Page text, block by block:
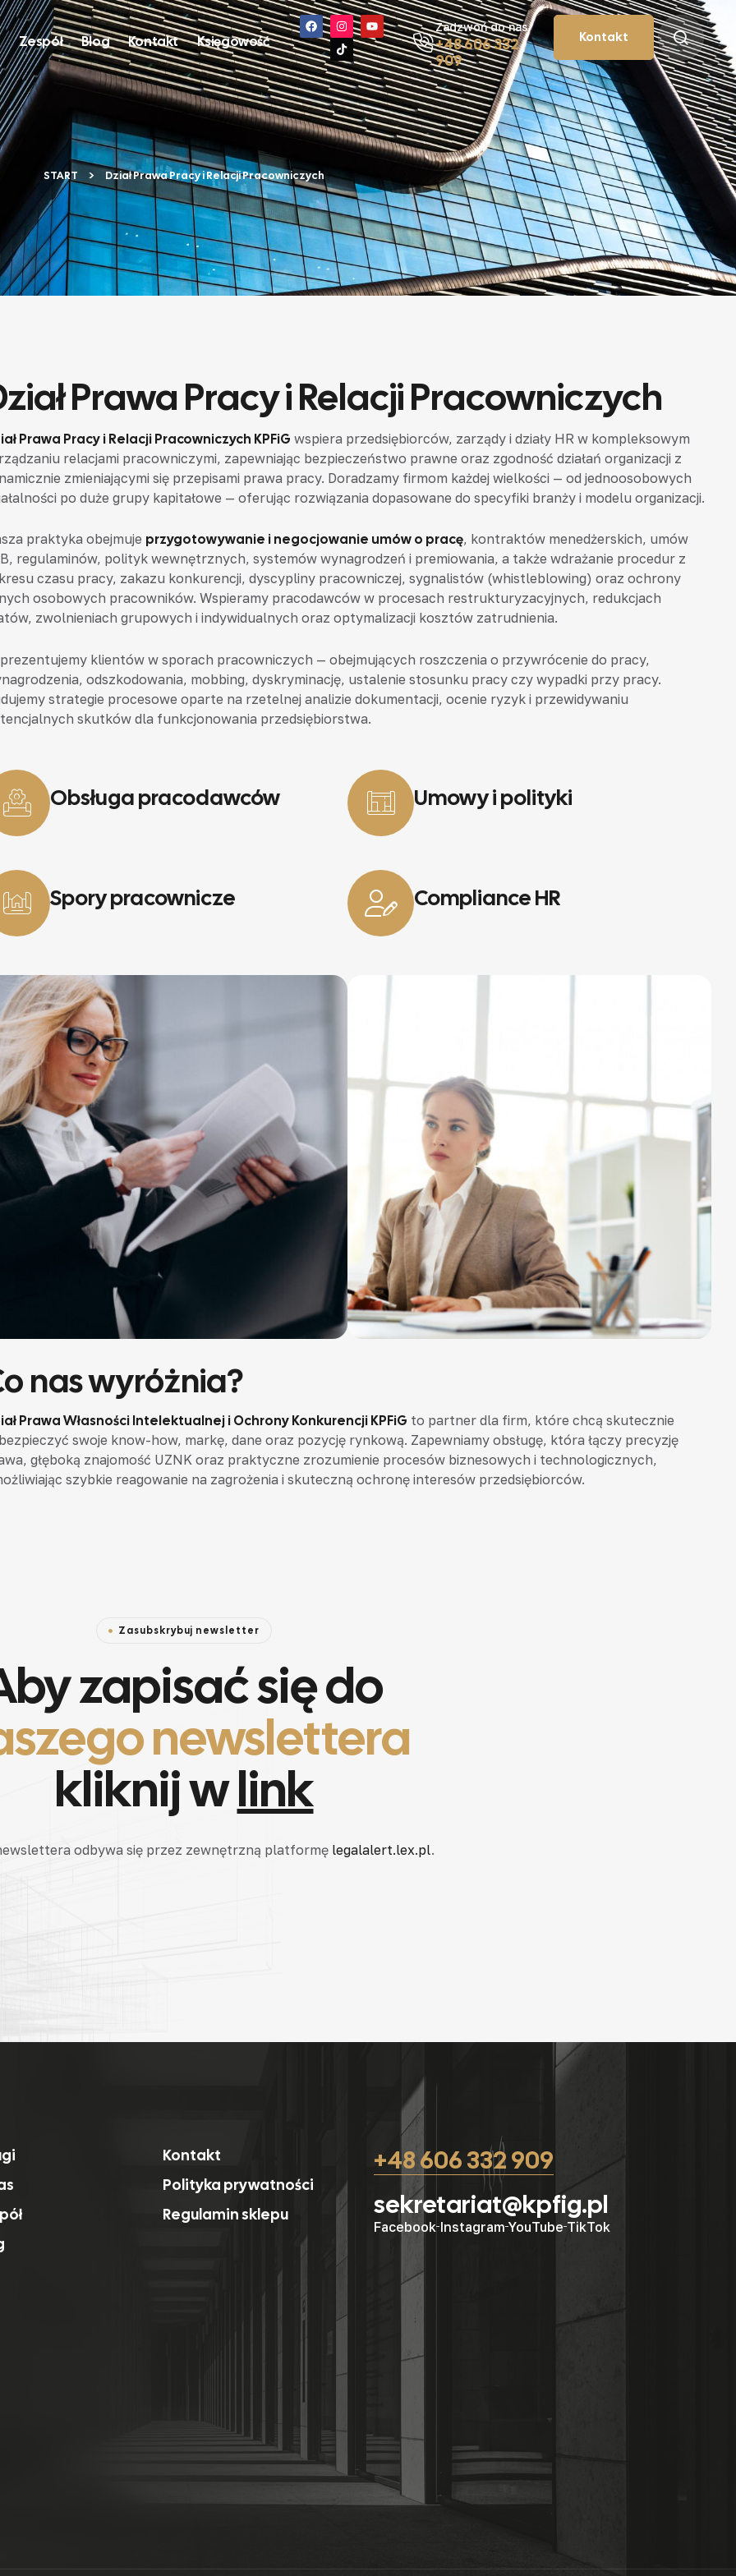
Zespół Blog Kontakt Księgowość
Zadzwoń do nas
+48 606 332
909
Kontakt
START Dział Prawa Pracy i Relacji Pracowniczych
Prawa Pracy i Relacji Pracowniczych
Prawa Pracy i Relacji Pracowniczych KPFiG wspiera przedsiębiorców, zarządy i działy HR w kompleksowym
relacjami pracowniczymi, zapewniając bezpieczeństwo prawne oraz zgodność działań organizacji z
zmieniającymi się przepisami prawa pracy. Doradzamy firmom każdej wielkości — od jednoosobowych
po duże grupy kapitałowe — oferując rozwiązania dopasowane do specyfiki branży i modelu organizacji.
praktyka obejmuje przygotowywanie i negocjowanie umów o pracę, kontraktów menedżerskich, umów
regulaminów, polityk wewnętrznych, systemów wynagrodzeń i premiowania, a także wdrażanie procedur z
czasu pracy, zakazu konkurencji, dyscypliny pracowniczej, sygnalistów (whistleblowing) oraz ochrony
osobowych pracowników. Wspieramy pracodawców w procesach restrukturyzacyjnych, redukcjach
zwolnieniach grupowych i indywidualnych oraz optymalizacji kosztów zatrudnienia.
klientów w sporach pracowniczych — obejmujących roszczenia o przywrócenie do pracy,
odszkodowania, mobbing, dyskryminację, ustalenie stosunku pracy czy wypadki przy pracy.
strategie procesowe oparte na rzetelnej analizie dokumentacji, ocenie ryzyk i przewidywaniu
skutków dla funkcjonowania przedsiębiorstwa.
Obsługa pracodawców Umowy i polityki
Spory pracownicze Compliance HR
nas wyróżnia?
Prawa Własności Intelektualnej i Ochrony Konkurencji KPFiG to partner dla firm, które chcą skutecznie
swoje know-how, markę, dane oraz pozycję rynkową. Zapewniamy obsługę, która łączy precyzję
głęboką znajomość UZNK oraz praktyczne zrozumienie procesów biznesowych i technologicznych,
szybkie reagowanie na zagrożenia i skuteczną ochronę interesów przedsiębiorców.
Zasubskrybuj newsletter
zapisać się do
newslettera
kliknij wlink
odbywa się przez zewnętrzną platformę legalalert.lex.pl.
Kontakt
Polityka prywatności
Regulamin sklepu
+48 606 332 909
sekretariat@kpfig.pl
Facebook Instagram YouTube TikTok